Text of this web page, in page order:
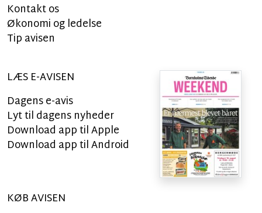
Kontakt os
Økonomi og ledelse
Tip avisen
LÆS E-AVISEN
Dagens e-avis
Lyt til dagens nyheder
Download app til Apple
Download app til Android
KØB AVISEN